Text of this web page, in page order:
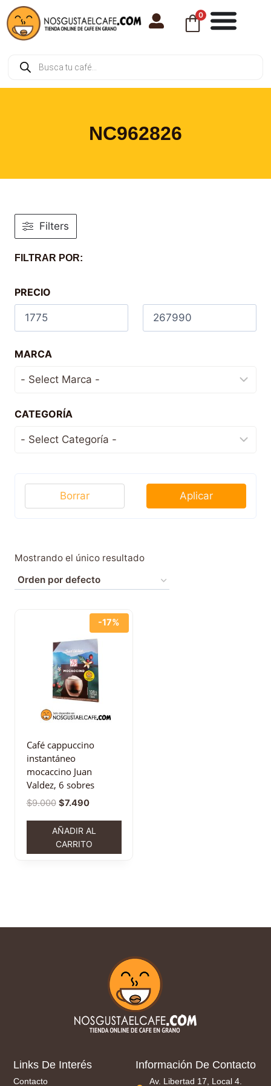
0
NC962826
Mostrando el único resultado
-17%
Café cappuccino
instantáneo
mocaccino Juan
Valdez, 6 sobres
$9.000 $7.490
AÑADIR AL
CARRITO
Filters
FILTRAR POR:
PRECIO
MARCA
CATEGORÍA
Aplicar
Borrar
Links De Interés
Contacto
Información De Contacto
Av. Libertad 17, Local 4.